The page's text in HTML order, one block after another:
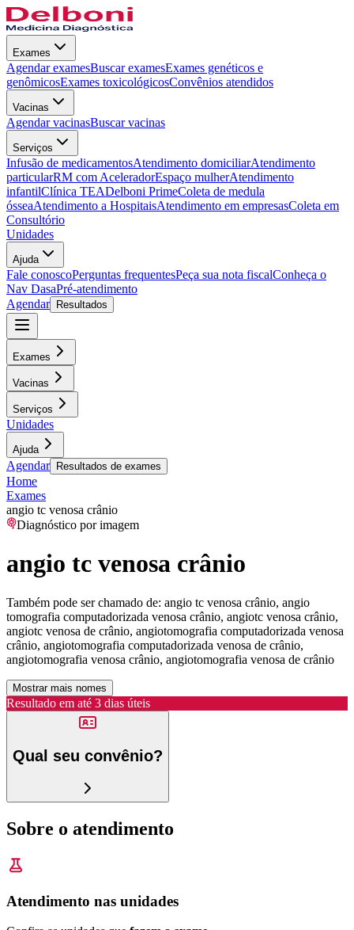
Exames
Agendar examesBuscar examesExames genéticos e
genômicosExames toxicológicosConvênios atendidos
Vacinas
Agendar vacinasBuscar vacinas
Serviços
Infusão de medicamentosAtendimento domiciliarAtendimento
particularRM com AceleradorEspaço mulherAtendimento
infantilClínica TEADelboni PrimeColeta de medula
ósseaAtendimento a HospitaisAtendimento em empresasColeta em
Consultório
Unidades
Ajuda
Fale conoscoPerguntas frequentesPeça sua nota fiscalConheça o
Nav DasaPré-atendimento
Agendar
Resultados
Exames
Vacinas
Serviços
Unidades
Ajuda
Agendar Resultados de exames
Home
Exames
angio tc venosa crânio
Diagnóstico por imagem
angio tc venosa crânio
Também pode ser chamado de: angio tc venosa crânio, angio
tomografia computadorizada venosa crânio, angiotc venosa crânio,
angiotc venosa de crânio, angiotomografia computadorizada venosa
crânio, angiotomografia computadorizada venosa de crânio,
angiotomografia venosa crânio, angiotomografia venosa de crânio
Mostrar mais nomes
Resultado em até 3 dias úteis
Qual seu convênio?
Sobre o atendimento
Atendimento nas unidades